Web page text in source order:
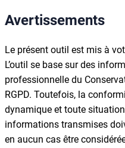
Avertissements
Le présent outil est mis à
L’outil se base sur des
professionnelle du
RGPD. Toutefois, la
dynamique et toute
informations transmises
en aucun cas être